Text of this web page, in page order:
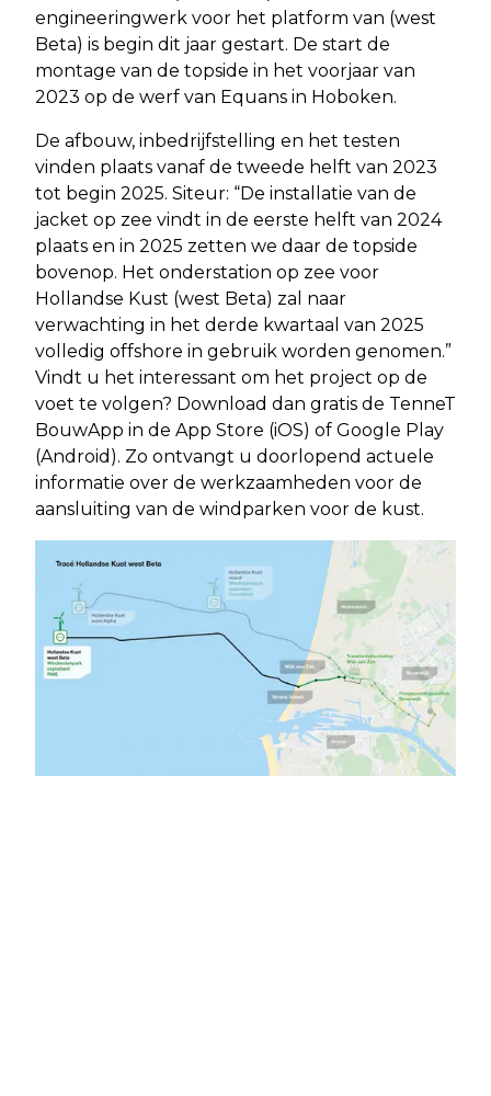
engineeringwerk voor het platform van (west
Beta) is begin dit jaar gestart. De start de
montage van de topside in het voorjaar van
2023 op de werf van Equans in Hoboken.
De afbouw, inbedrijfstelling en het testen
vinden plaats vanaf de tweede helft van 2023
tot begin 2025. Siteur: “De installatie van de
jacket op zee vindt in de eerste helft van 2024
plaats en in 2025 zetten we daar de topside
bovenop. Het onderstation op zee voor
Hollandse Kust (west Beta) zal naar
verwachting in het derde kwartaal van 2025
volledig offshore in gebruik worden genomen.”
Vindt u het interessant om het project op de
voet te volgen? Download dan gratis de TenneT
BouwApp in de App Store (iOS) of Google Play
(Android). Zo ontvangt u doorlopend actuele
informatie over de werkzaamheden voor de
aansluiting van de windparken voor de kust.